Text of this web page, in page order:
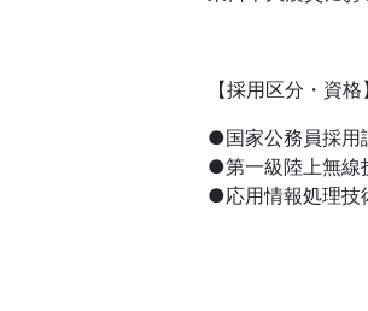
【採用区分・資格】
●国家公務員採用
●第一級陸上無線
●応用情報処理技